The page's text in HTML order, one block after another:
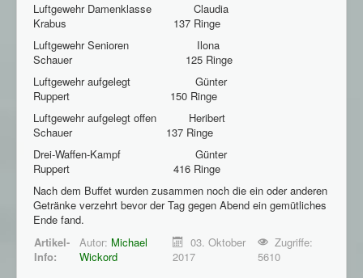
Luftgewehr Damenklasse Claudia
Krabus 137 Ringe
Luftgewehr Senioren Ilona
Schauer 125 Ringe
Luftgewehr aufgelegt Günter
Ruppert 150 Ringe
Luftgewehr aufgelegt offen Heribert
Schauer 137 Ringe
Drei-Waffen-Kampf Günter
Ruppert 416 Ringe
Nach dem Buffet wurden zusammen noch die ein oder anderen
Getränke verzehrt bevor der Tag gegen Abend ein gemütliches
Ende fand.
Artikel-
Info:
Autor: Michael
Wickord
03. Oktober
2017
Zugriffe:
5610